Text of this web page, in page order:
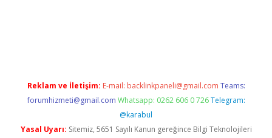
Reklam ve İletişim: E-mail: backlinkpaneli@gmail.com Teams:
forumhizmeti@gmail.com Whatsapp: 0262 606 0 726 Telegram:
@karabul
Yasal Uyarı: Sitemiz, 5651 Sayılı Kanun gereğince Bilgi Teknolojileri